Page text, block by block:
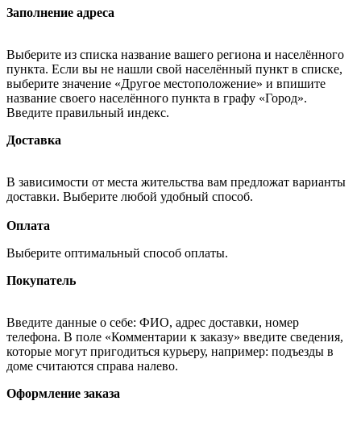
Заполнение адреса
Выберите из списка название вашего региона и населённого
пункта. Если вы не нашли свой населённый пункт в списке,
выберите значение «Другое местоположение» и впишите
название своего населённого пункта в графу «Город».
Введите правильный индекс.
Доставка
В зависимости от места жительства вам предложат варианты
доставки. Выберите любой удобный способ.
Оплата
Выберите оптимальный способ оплаты.
Покупатель
Введите данные о себе: ФИО, адрес доставки, номер
телефона. В поле «Комментарии к заказу» введите сведения,
которые могут пригодиться курьеру, например: подъезды в
доме считаются справа налево.
Оформление заказа